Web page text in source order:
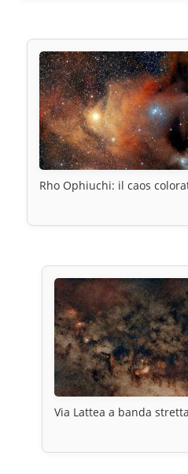
Rho Ophiuchi: il caos
Via Lattea a banda